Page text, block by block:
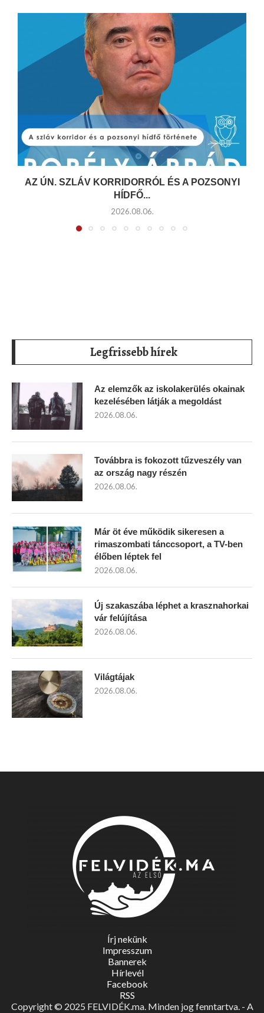
AZ ÚN. SZLÁV KORRIDORRÓL ÉS A POZSONYI
HÍDFŐ...
2026.08.06.
Legfrissebb hírek
Az elemzők az iskolakerülés okainak
kezelésében látják a megoldást
2026.08.06.
Továbbra is fokozott tűzveszély van
az ország nagy részén
2026.08.06.
Már öt éve működik sikeresen a
rimaszombati tánccsoport, a TV-ben
élőben léptek fel
2026.08.06.
Új szakaszába léphet a krasznahorkai
vár felújítása
2026.08.06.
Világtájak
2026.08.06.
Írj nekünk
Impresszum
Bannerek
Hírlevél
Facebook
RSS
Copyright © 2025 FELVIDÉK.ma. Minden jog fenntartva. - A